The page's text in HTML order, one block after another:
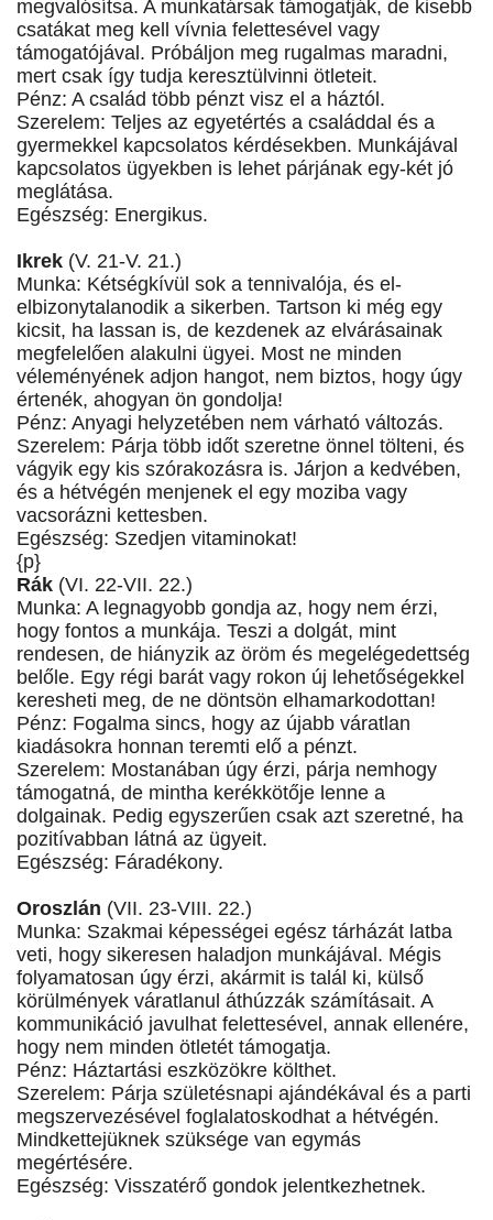
megvalósítsa. A munkatársak támogatják, de kisebb
csatákat meg kell vívnia felettesével vagy
támogatójával. Próbáljon meg rugalmas maradni,
mert csak így tudja keresztülvinni ötleteit.
Pénz: A család több pénzt visz el a háztól.
Szerelem: Teljes az egyetértés a családdal és a
gyermekkel kapcsolatos kérdésekben. Munkájával
kapcsolatos ügyekben is lehet párjának egy-két jó
meglátása.
Egészség: Energikus.
Ikrek (V. 21-V. 21.)
Munka: Kétségkívül sok a tennivalója, és el-
elbizonytalanodik a sikerben. Tartson ki még egy
kicsit, ha lassan is, de kezdenek az elvárásainak
megfelelően alakulni ügyei. Most ne minden
véleményének adjon hangot, nem biztos, hogy úgy
értenék, ahogyan ön gondolja!
Pénz: Anyagi helyzetében nem várható változás.
Szerelem: Párja több időt szeretne önnel tölteni, és
vágyik egy kis szórakozásra is. Járjon a kedvében,
és a hétvégén menjenek el egy moziba vagy
vacsorázni kettesben.
Egészség: Szedjen vitaminokat!
{p}
Rák (VI. 22-VII. 22.)
Munka: A legnagyobb gondja az, hogy nem érzi,
hogy fontos a munkája. Teszi a dolgát, mint
rendesen, de hiányzik az öröm és megelégedettség
belőle. Egy régi barát vagy rokon új lehetőségekkel
keresheti meg, de ne döntsön elhamarkodottan!
Pénz: Fogalma sincs, hogy az újabb váratlan
kiadásokra honnan teremti elő a pénzt.
Szerelem: Mostanában úgy érzi, párja nemhogy
támogatná, de mintha kerékkötője lenne a
dolgainak. Pedig egyszerűen csak azt szeretné, ha
pozitívabban látná az ügyeit.
Egészség: Fáradékony.
Oroszlán (VII. 23-VIII. 22.)
Munka: Szakmai képességei egész tárházát latba
veti, hogy sikeresen haladjon munkájával. Mégis
folyamatosan úgy érzi, akármit is talál ki, külső
körülmények váratlanul áthúzzák számításait. A
kommunikáció javulhat felettesével, annak ellenére,
hogy nem minden ötletét támogatja.
Pénz: Háztartási eszközökre költhet.
Szerelem: Párja születésnapi ajándékával és a parti
megszervezésével foglalatoskodhat a hétvégén.
Mindkettejüknek szüksége van egymás
megértésére.
Egészség: Visszatérő gondok jelentkezhetnek.